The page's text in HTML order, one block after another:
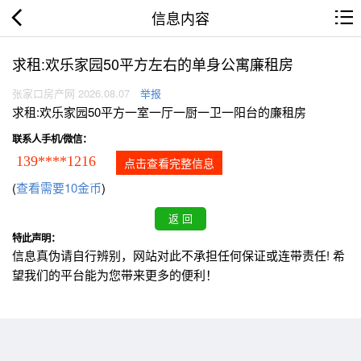
信息内容
求租:欢乐家园50平方左右的单身公寓廉租房
张家口房产网 2026.08.07 举报
求租:欢乐家园50平方一室一厅一厨一卫一阳台的廉租房
联系人手机/微信：
139****1216 点击查看完整信息
(查看需要10金币)
特此声明：
信息真伪请自行辨别，网站对此不承担任何保证或连带责任! 希
望我们的平台能为您带来更多的便利！